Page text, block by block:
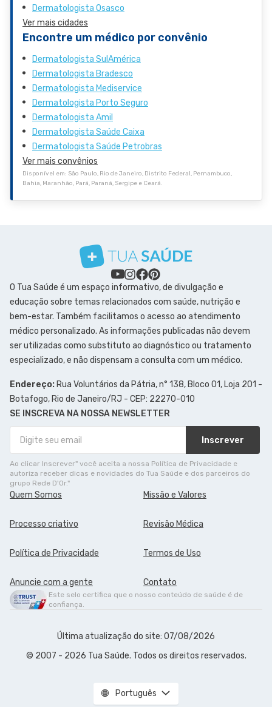
Dermatologista Osasco
Ver mais cidades
Encontre um médico por convênio
Dermatologista SulAmérica
Dermatologista Bradesco
Dermatologista Mediservice
Dermatologista Porto Seguro
Dermatologista Amil
Dermatologista Saúde Caixa
Dermatologista Saúde Petrobras
Ver mais convênios
Disponível em: São Paulo, Rio de Janeiro, Distrito Federal, Pernambuco,
Bahia, Maranhão, Pará, Paraná, Sergipe e Ceará.
O Tua Saúde é um espaço informativo, de divulgação e
educação sobre temas relacionados com saúde, nutrição e
bem-estar. Também facilitamos o acesso ao atendimento
médico personalizado. As informações publicadas não devem
ser utilizadas como substituto ao diagnóstico ou tratamento
especializado, e não dispensam a consulta com um médico.
Endereço:Rua Voluntários da Pátria, n° 138, Bloco 01, Loja 201 -
Botafogo, Rio de Janeiro/RJ - CEP: 22270-010
SE INSCREVA NA NOSSA NEWSLETTER
Inscrever
Ao clicar Inscrever" você aceita a nossa Política de Privacidade e
autoriza receber dicas e novidades do Tua Saúde e dos parceiros do
grupo Rede D'Or."
Quem Somos Missão e Valores
Processo criativo Revisão Médica
Política de Privacidade Termos de Uso
Anuncie com a gente Contato
Este selo certifica que o nosso conteúdo de saúde é de
confiança.
Última atualização do site: 07/08/2026
© 2007 - 2026 Tua Saúde. Todos os direitos reservados.
Português